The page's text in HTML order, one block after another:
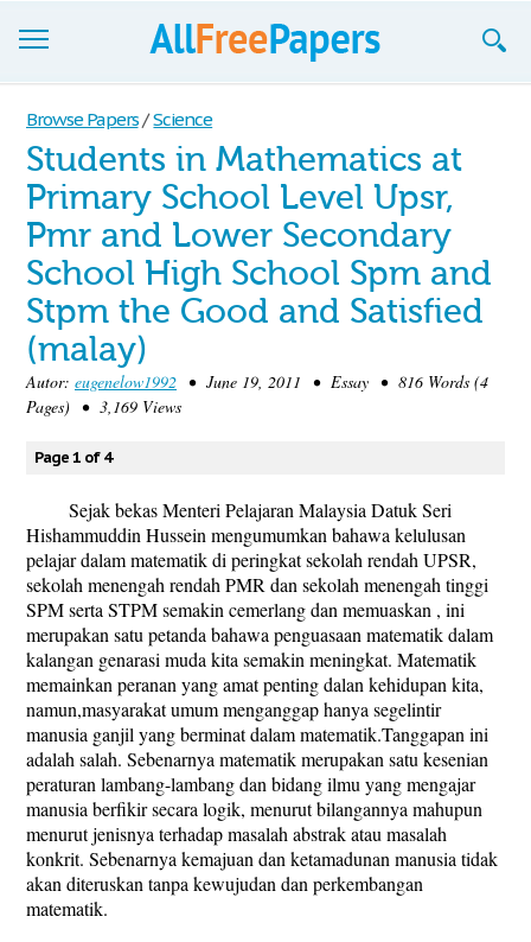
Browse
Join now!
Login
Blog
Support
Browse Papers / Science
Students in Mathematics at
Primary School Level Upsr,
Pmr and Lower Secondary
School High School Spm and
Stpm the Good and Satisfied
(malay)
Autor: eugenelow1992 • June 19, 2011 • Essay • 816 Words (4
Pages) • 3,169 Views
Page 1 of 4
Sejak bekas Menteri Pelajaran Malaysia Datuk Seri
Hishammuddin Hussein mengumumkan bahawa kelulusan
pelajar dalam matematik di peringkat sekolah rendah UPSR,
sekolah menengah rendah PMR dan sekolah menengah tinggi
SPM serta STPM semakin cemerlang dan memuaskan , ini
merupakan satu petanda bahawa penguasaan matematik dalam
kalangan genarasi muda kita semakin meningkat. Matematik
memainkan peranan yang amat penting dalan kehidupan kita,
namun,masyarakat umum menganggap hanya segelintir
manusia ganjil yang berminat dalam matematik.Tanggapan ini
adalah salah. Sebenarnya matematik merupakan satu kesenian
peraturan lambang-lambang dan bidang ilmu yang mengajar
manusia berfikir secara logik, menurut bilangannya mahupun
menurut jenisnya terhadap masalah abstrak atau masalah
konkrit. Sebenarnya kemajuan dan ketamadunan manusia tidak
akan diteruskan tanpa kewujudan dan perkembangan
matematik.